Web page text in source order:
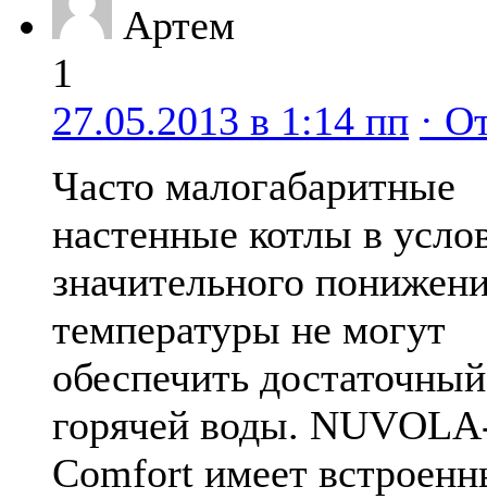
Артем
1
27.05.2013 в 1:14 пп ·
Часто малогабаритные
настенные котлы в
значительного
температуры не могут
обеспечить
горячей воды.
Comfort имеет